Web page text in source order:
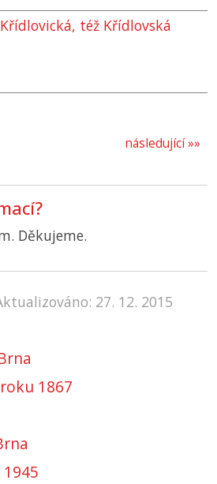
též Křídlovská
následující »»
Děkujeme.
27. 12. 2015
1867